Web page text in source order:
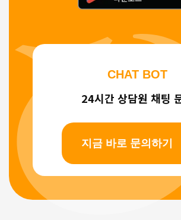
CHAT BOT
24시간 상담원 채팅
지금 바로 문의하기